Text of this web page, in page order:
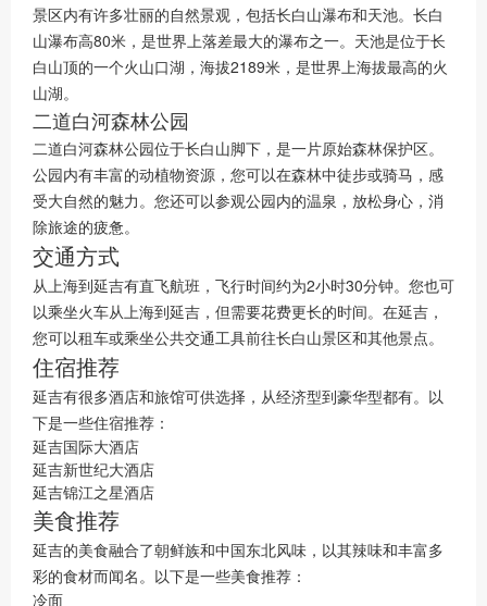
景区内有许多壮丽的自然景观，包括长白山瀑布和天池。长白
山瀑布高80米，是世界上落差最大的瀑布之一。天池是位于长
白山顶的一个火山口湖，海拔2189米，是世界上海拔最高的火
山湖。
二道白河森林公园
二道白河森林公园位于长白山脚下，是一片原始森林保护区。
公园内有丰富的动植物资源，您可以在森林中徒步或骑马，感
受大自然的魅力。您还可以参观公园内的温泉，放松身心，消
除旅途的疲惫。
交通方式
从上海到延吉有直飞航班，飞行时间约为2小时30分钟。您也可
以乘坐火车从上海到延吉，但需要花费更长的时间。在延吉，
您可以租车或乘坐公共交通工具前往长白山景区和其他景点。
住宿推荐
延吉有很多酒店和旅馆可供选择，从经济型到豪华型都有。以
下是一些住宿推荐：
延吉国际大酒店
延吉新世纪大酒店
延吉锦江之星酒店
美食推荐
延吉的美食融合了朝鲜族和中国东北风味，以其辣味和丰富多
彩的食材而闻名。以下是一些美食推荐：
冷面